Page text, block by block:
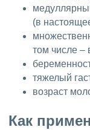
(в
том числе –
тяжелый
возраст
Как